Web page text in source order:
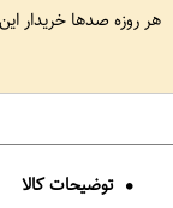
هر روزه صدها خریدار
توضیحات کالا